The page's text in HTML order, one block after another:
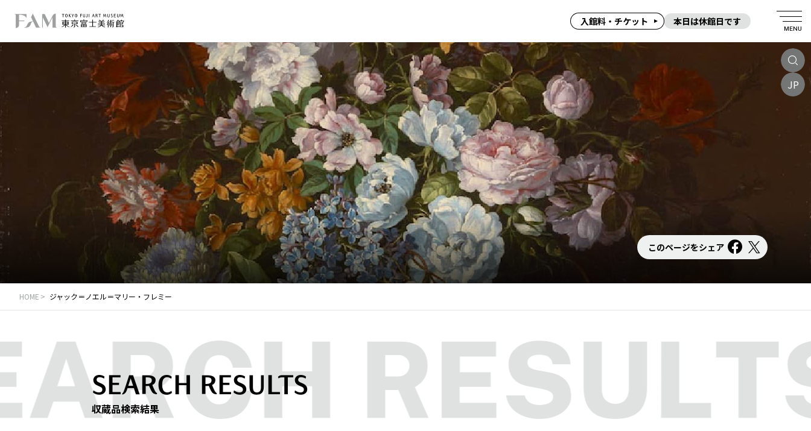
入館料・チケット 本日は休館日です
MENU
JP
このページをシェア
HOME ジャック＝ノエル＝マリー・フレミー
SEARCH RESULTS
収蔵品検索結果